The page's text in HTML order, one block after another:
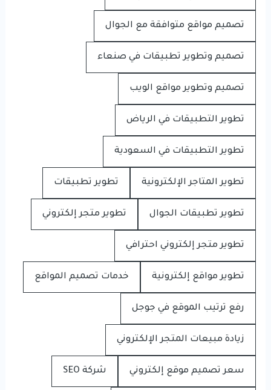
تصميم مواقع متوافقة مع الجوال
تصميم وتطوير تطبيقات في صنعاء
تصميم وتطوير مواقع الويب
تطوير التطبيقات في الرياض
تطوير التطبيقات في السعودية
تطوير المتاجر الإلكترونية تطوير تطبيقات
تطوير تطبيقات الجوال تطوير متجر إلكتروني
تطوير متجر إلكتروني احترافي
تطوير مواقع إلكترونية خدمات تصميم المواقع
رفع ترتيب الموقع في جوجل
زيادة مبيعات المتجر الإلكتروني
سعر تصميم موقع إلكتروني شركة SEO